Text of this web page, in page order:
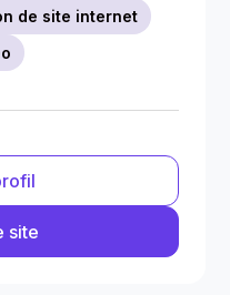
de site internet
site